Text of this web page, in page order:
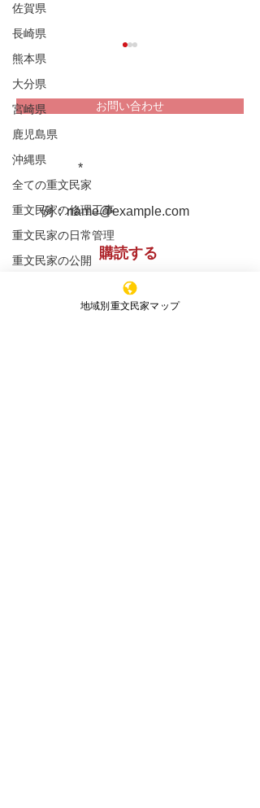
佐賀県
長崎県
熊本県
大分県
宮崎県
鹿児島県
沖縄県
全ての重文民家
重文民家の修理工事
重文民家の日常管理
重文民家の公開
松浦家住宅 秋田県
お問い合わせ
重文民家についての情報をお届け
します！
購読する
地域別重文民家マップ